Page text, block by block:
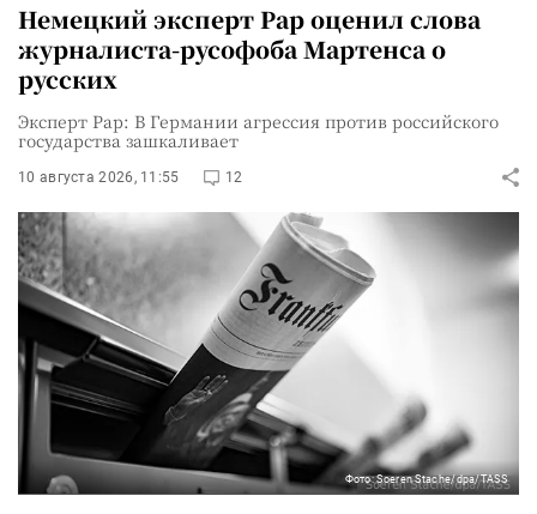
Немецкий эксперт Рар оценил слова
журналиста-русофоба Мартенса о
русских
Эксперт Рар: В Германии агрессия против российского
государства зашкаливает
10 августа 2026, 11:55 12
Фото: Soeren Stache/dpa/TASS